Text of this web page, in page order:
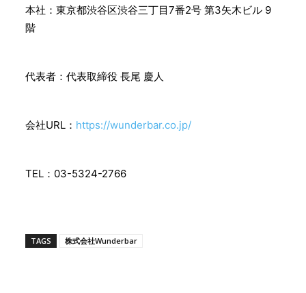
本社：東京都渋谷区渋谷三丁目7番2号 第3矢木ビル 9
階
代表者：代表取締役 長尾 慶人
会社URL： https://wunderbar.co.jp/
TEL：03-5324-2766
TAGS 株式会社Wunderbar